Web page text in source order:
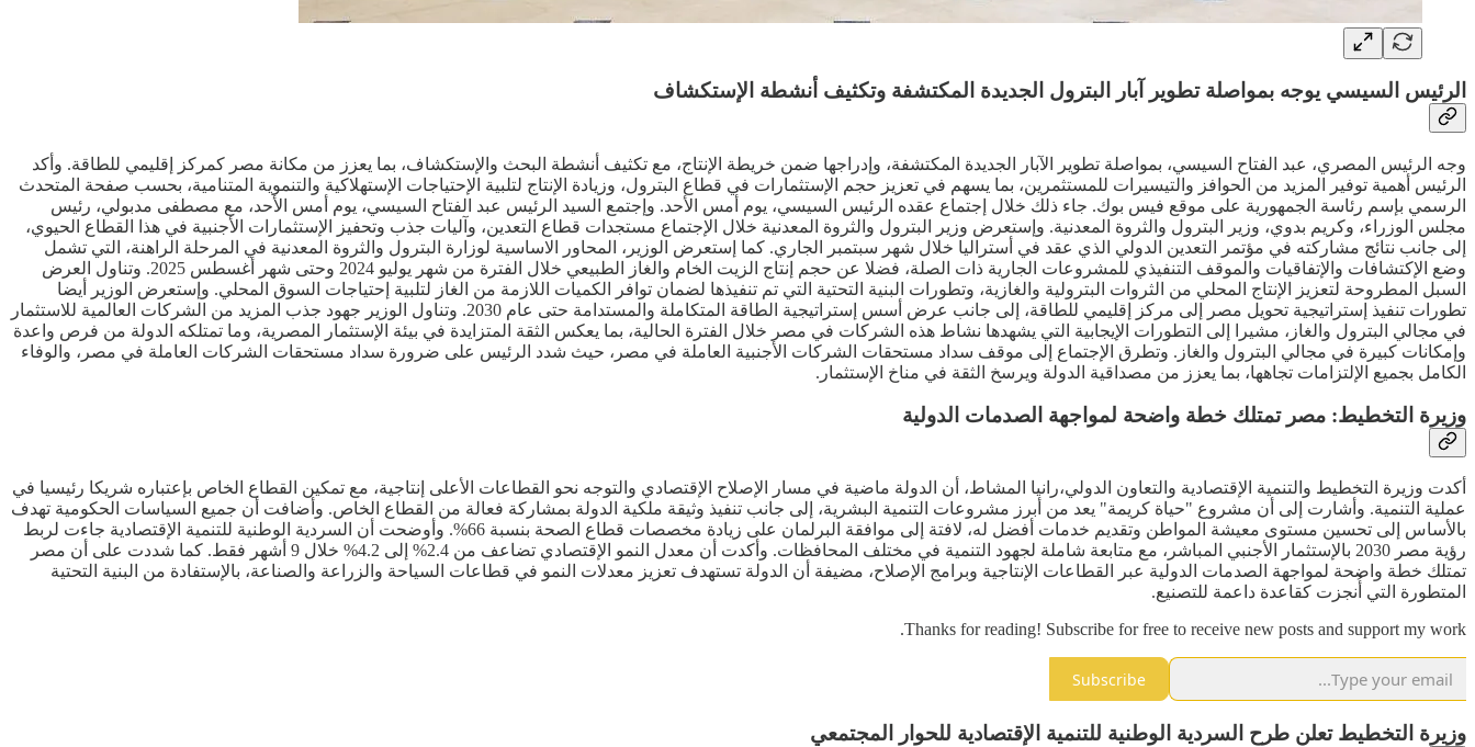
الرئيس السيسي يوجه بمواصلة تطوير آبار البترول الجديدة المكتشفة وتكثيف أنشطة الإستكشاف
وجه الرئيس المصري، عبد الفتاح السيسي، بمواصلة تطوير الآبار الجديدة المكتشفة، وإدراجها ضمن خريطة الإنتاج، مع تكثيف أنشطة البحث والإستكشاف، بما يعزز من مكانة مصر كمركز إقليمي للطاقة. وأكد
الرئيس أهمية توفير المزيد من الحوافز والتيسيرات للمستثمرين، بما يسهم في تعزيز حجم الإستثمارات في قطاع البترول، وزيادة الإنتاج لتلبية الإحتياجات الإستهلاكية والتنموية المتنامية، بحسب صفحة المتحدث
الرسمي بإسم رئاسة الجمهورية على موقع فيس بوك. جاء ذلك خلال إجتماع عقده الرئيس السيسي، يوم أمس الأحد. وإجتمع السيد الرئيس عبد الفتاح السيسي، يوم أمس الأحد، مع مصطفى مدبولي، رئيس
مجلس الوزراء، وكريم بدوي، وزير البترول والثروة المعدنية. وإستعرض وزير البترول والثروة المعدنية خلال الإجتماع مستجدات قطاع التعدين، وآليات جذب وتحفيز الإستثمارات الأجنبية في هذا القطاع الحيوي،
إلى جانب نتائج مشاركته في مؤتمر التعدين الدولي الذي عقد في أستراليا خلال شهر سبتمبر الجاري. كما إستعرض الوزير، المحاور الاساسية لوزارة البترول والثروة المعدنية في المرحلة الراهنة، التي تشمل
وضع الإكتشافات والإتفاقيات والموقف التنفيذي للمشروعات الجارية ذات الصلة، فضلا عن حجم إنتاج الزيت الخام والغاز الطبيعي خلال الفترة من شهر يوليو 2024 وحتى شهر أغسطس 2025. وتناول العرض
السبل المطروحة لتعزيز الإنتاج المحلي من الثروات البترولية والغازية، وتطورات البنية التحتية التي تم تنفيذها لضمان توافر الكميات اللازمة من الغاز لتلبية إحتياجات السوق المحلي. وإستعرض الوزير أيضا
تطورات تنفيذ إستراتيجية تحويل مصر إلى مركز إقليمي للطاقة، إلى جانب عرض أسس إستراتيجية الطاقة المتكاملة والمستدامة حتى عام 2030. وتناول الوزير جهود جذب المزيد من الشركات العالمية للاستثمار
في مجالي البترول والغاز، مشيرا إلى التطورات الإيجابية التي يشهدها نشاط هذه الشركات في مصر خلال الفترة الحالية، بما يعكس الثقة المتزايدة في بيئة الإستثمار المصرية، وما تمتلكه الدولة من فرص واعدة
وإمكانات كبيرة في مجالي البترول والغاز. وتطرق الإجتماع إلى موقف سداد مستحقات الشركات الأجنبية العاملة في مصر، حيث شدد الرئيس على ضرورة سداد مستحقات الشركات العاملة في مصر، والوفاء
الكامل بجميع الإلتزامات تجاهها، بما يعزز من مصداقية الدولة ويرسخ الثقة في مناخ الإستثمار.
وزيرة التخطيط: مصر تمتلك خطة واضحة لمواجهة الصدمات الدولية
أكدت وزيرة التخطيط والتنمية الإقتصادية والتعاون الدولي،رانيا المشاط، أن الدولة ماضية في مسار الإصلاح الإقتصادي والتوجه نحو القطاعات الأعلى إنتاجية، مع تمكين القطاع الخاص بإعتباره شريكا رئيسيا في
عملية التنمية. وأشارت إلى أن مشروع "حياة كريمة" يعد من أبرز مشروعات التنمية البشرية، إلى جانب تنفيذ وثيقة ملكية الدولة بمشاركة فعالة من القطاع الخاص. وأضافت أن جميع السياسات الحكومية تهدف
بالأساس إلى تحسين مستوى معيشة المواطن وتقديم خدمات أفضل له، لافتة إلى موافقة البرلمان على زيادة مخصصات قطاع الصحة بنسبة 66%. وأوضحت أن السردية الوطنية للتنمية الإقتصادية جاءت لربط
رؤية مصر 2030 بالإستثمار الأجنبي المباشر، مع متابعة شاملة لجهود التنمية في مختلف المحافظات. وأكدت أن معدل النمو الإقتصادي تضاعف من 2.4% إلى 4.2% خلال 9 أشهر فقط. كما شددت على أن مصر
تمتلك خطة واضحة لمواجهة الصدمات الدولية عبر القطاعات الإنتاجية وبرامج الإصلاح، مضيفة أن الدولة تستهدف تعزيز معدلات النمو في قطاعات السياحة والزراعة والصناعة، بالإستفادة من البنية التحتية
المتطورة التي أُنجزت كقاعدة داعمة للتصنيع.
Thanks for reading! Subscribe for free to receive new posts and support my work.
Subscribe
وزيرة التخطيط تعلن طرح السردية الوطنية للتنمية الإقتصادية للحوار المجتمعي